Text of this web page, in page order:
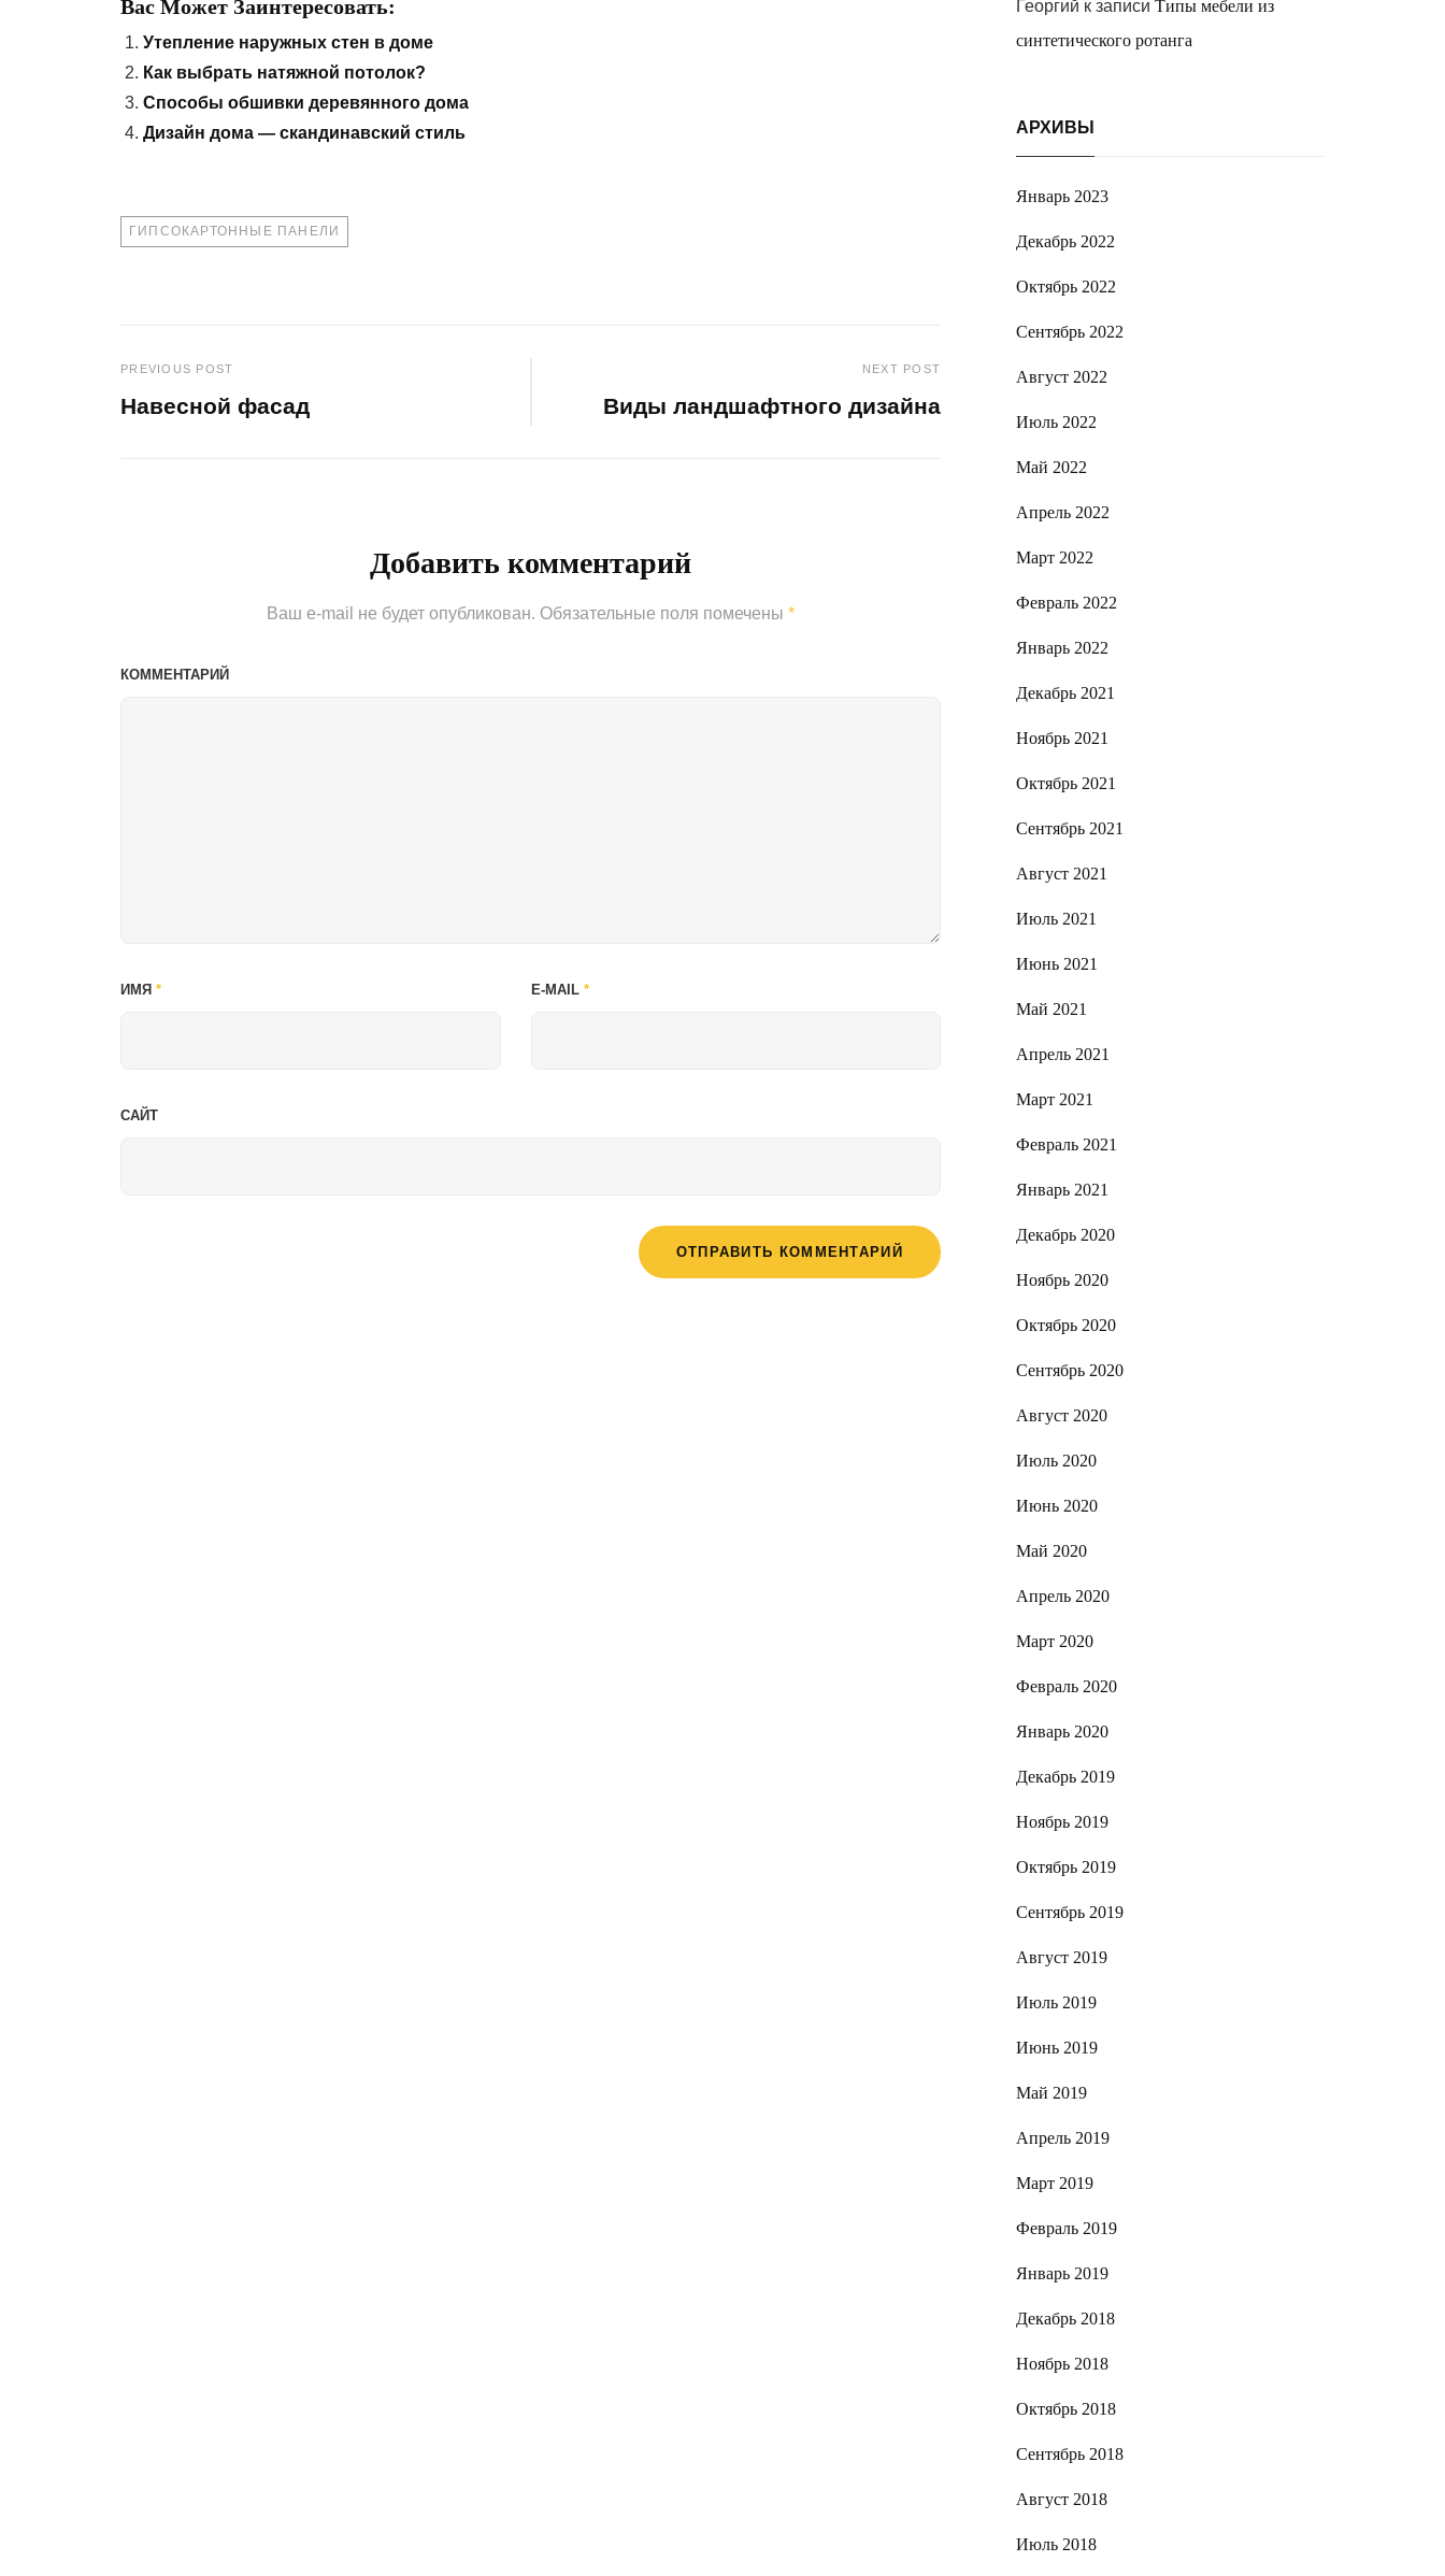
Вас Может Заинтересовать:
Утепление наружных стен в доме
Как выбрать натяжной потолок?
Способы обшивки деревянного дома
Дизайн дома — скандинавский стиль
TAGS
ГИПСОКАРТОННЫЕ ПАНЕЛИ
Навигация
PREVIOUS POST
Навесной фасад
NEXT POST
Виды ландшафтного дизайна
Добавить комментарий
Ваш e-mail не будет опубликован. Обязательные поля помечены *
КОММЕНТАРИЙ
ИМЯ * E-MAIL *
САЙТ
Георгий к записи Типы мебели из
синтетического ротанга
АРХИВЫ
Январь 2023
Декабрь 2022
Октябрь 2022
Сентябрь 2022
Август 2022
Июль 2022
Май 2022
Апрель 2022
Март 2022
Февраль 2022
Январь 2022
Декабрь 2021
Ноябрь 2021
Октябрь 2021
Сентябрь 2021
Август 2021
Июль 2021
Июнь 2021
Май 2021
Апрель 2021
Март 2021
Февраль 2021
Январь 2021
Декабрь 2020
Ноябрь 2020
Октябрь 2020
Сентябрь 2020
Август 2020
Июль 2020
Июнь 2020
Май 2020
Апрель 2020
Март 2020
Февраль 2020
Январь 2020
Декабрь 2019
Ноябрь 2019
Октябрь 2019
Сентябрь 2019
Август 2019
Июль 2019
Июнь 2019
Май 2019
Апрель 2019
Март 2019
Февраль 2019
Январь 2019
Декабрь 2018
Ноябрь 2018
Октябрь 2018
Сентябрь 2018
Август 2018
Июль 2018